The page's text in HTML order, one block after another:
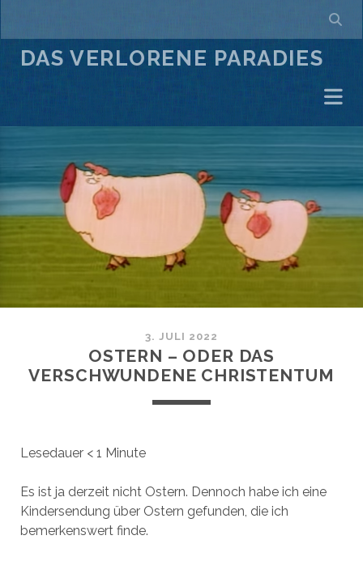
DAS VERLORENE PARADIES
3. JULI 2022
OSTERN – ODER DAS
VERSCHWUNDENE CHRISTENTUM
Lesedauer < 1 Minute
Es ist ja derzeit nicht Ostern. Dennoch habe ich eine
Kindersendung über Ostern gefunden, die ich
bemerkenswert finde.